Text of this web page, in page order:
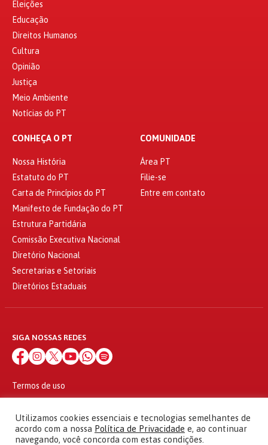
Eleições
Educação
Direitos Humanos
Cultura
Opinião
Justiça
Meio Ambiente
Notícias do PT
CONHEÇA O PT
Nossa História
Estatuto do PT
Carta de Princípios do PT
Manifesto de Fundação do PT
Estrutura Partidária
Comissão Executiva Nacional
Diretório Nacional
Secretarias e Setoriais
Diretórios Estaduais
COMUNIDADE
Área PT
Filie-se
Entre em contato
SIGA NOSSAS REDES
Termos de uso
© 2010 - 2026
Partido dos Trabalhadores Todos os direitos reservados
Utilizamos cookies essenciais e tecnologias semelhantes de
acordo com a nossa Política de Privacidade e, ao continuar
navegando, você concorda com estas condições.